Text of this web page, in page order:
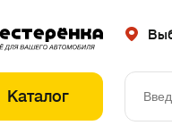
Каталог